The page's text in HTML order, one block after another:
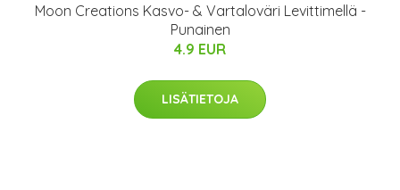
Moon Creations Kasvo- & Vartaloväri Levittimellä -
Punainen
4.9 EUR
LISÄTIETOJA